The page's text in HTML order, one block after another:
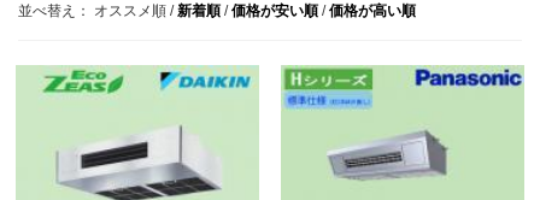
並べ替え： オススメ順 /新着順 /価格が安い順 /価格が高い順